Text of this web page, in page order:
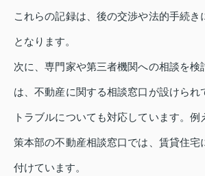
これらの記録は、後の交渉や法的手続き
となります。
次に、専門家や第三者機関への相談を検
は、不動産に関する相談窓口が設けられ
トラブルについても対応しています。例
策本部の不動産相談窓口では、賃貸住宅
付けています。